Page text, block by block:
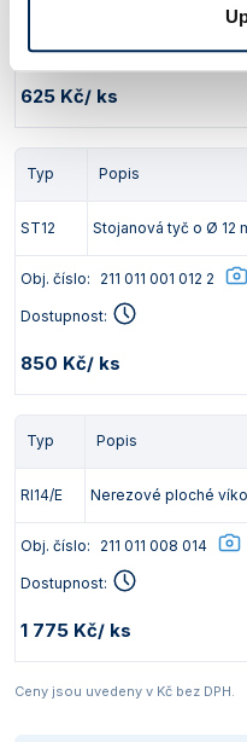
Dostupnost:
625 Kč/ ks
Typ Popis
ST12 Stojanová tyč o Ø 12
Obj. číslo: 211 011 001 012 2
Dostupnost:
850 Kč/ ks
Typ Popis
RI14/E Nerezové ploché
Obj. číslo: 211 011 008 014
Dostupnost:
1 775 Kč/ ks
Ceny jsou uvedeny v Kč bez DPH.